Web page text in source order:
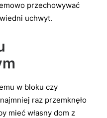
przechowywać
uchwyt.
w bloku czy
raz przemknęło
mieć własny dom z